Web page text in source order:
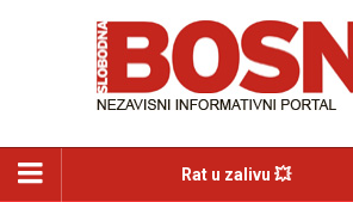
Rat u zalivu 💥